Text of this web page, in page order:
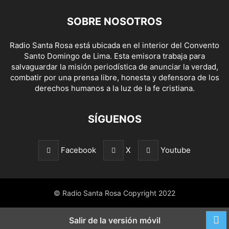
SOBRE NOSOTROS
Radio Santa Rosa está ubicada en el interior del Convento
Santo Domingo de Lima. Esta emisora trabaja para
salvaguardar la misión periodística de anunciar la verdad,
combatir por una prensa libre, honesta y defensora de los
derechos humanos a la luz de la fe cristiana.
SÍGUENOS
Facebook X Youtube
© Radio Santa Rosa Copyright 2022
Salir de la versión móvil